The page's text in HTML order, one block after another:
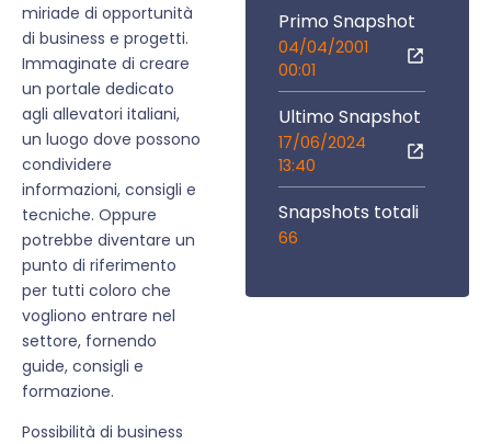
miriade di opportunità
di business e progetti.
Immaginate di creare
un portale dedicato
agli allevatori italiani,
un luogo dove possono
condividere
informazioni, consigli e
tecniche. Oppure
potrebbe diventare un
punto di riferimento
per tutti coloro che
vogliono entrare nel
settore, fornendo
guide, consigli e
formazione.
Possibilità di business
Primo Snapshot
04/04/2001
00:01
Ultimo Snapshot
17/06/2024
13:40
Snapshots totali
66